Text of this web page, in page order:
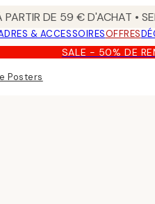
PARTIR DE 59 € D'ACHAT •
& ACCESSOIRESOFFRES
SALE - 50% DE
Posters